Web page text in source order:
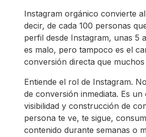
Instagram orgánico convierte
decir, de cada 100 personas
perfil desde Instagram, unas 5
es malo, pero tampoco es el
conversión directa que
Entiende el rol de Instagram.
de conversión inmediata. Es un
visibilidad y construcción de
persona te ve, te sigue,
contenido durante semanas o